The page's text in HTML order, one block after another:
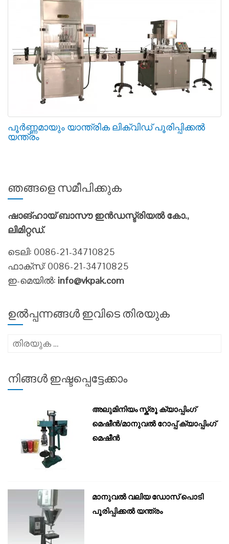
പൂർണ്ണമായും യാന്ത്രിക ലിക്വിഡ് പൂരിപ്പിക്കൽ
യന്ത്രം
ഞങ്ങളെ സമീപിക്കുക
ഷാങ്ഹായ് ബാസൗ ഇൻഡസ്ട്രിയൽ കോ.,
ലിമിറ്റഡ്.
ടെലി: 0086-21-34710825
ഫാക്സ്: 0086-21-34710825
ഇ-മെയിൽ: info@vkpak.com
ഉൽപ്പന്നങ്ങൾ ഇവിടെ തിരയുക
അനേഷിക്കുക
നിങ്ങൾ ഇഷ്ടപ്പെട്ടേക്കാം
അലുമിനിയം സ്ക്രൂ ക്യാപ്പിംഗ്
മെഷീൻ/മാനുവൽ റോപ്പ് ക്യാപ്പിംഗ്
മെഷീൻ
മാനുവൽ വലിയ ഡോസ് പൊടി
പൂരിപ്പിക്കൽ യന്ത്രം